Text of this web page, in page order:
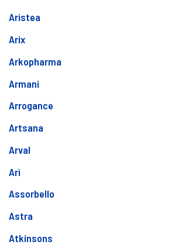
Aristea
Arix
Arkopharma
Armani
Arrogance
Artsana
Arval
Arì
Assorbello
Astra
Atkinsons